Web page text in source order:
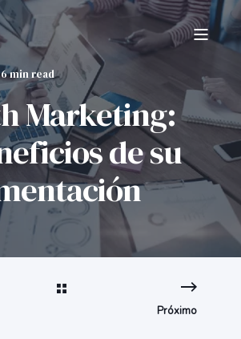
6 min read
Marketing:
de su
Próximo